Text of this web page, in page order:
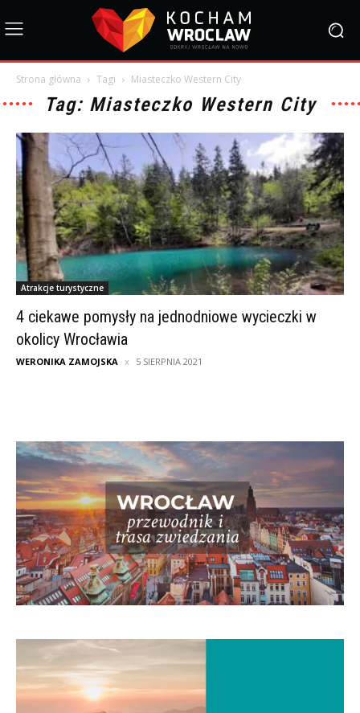
Strona główna Tagi Miasteczko Western City
Tag: Miasteczko Western City
Atrakcje turystyczne
4 ciekawe pomysły na jednodniowe wycieczki w
okolicy Wrocławia
WERONIKA ZAMOJSKA 5 SIERPNIA 2021